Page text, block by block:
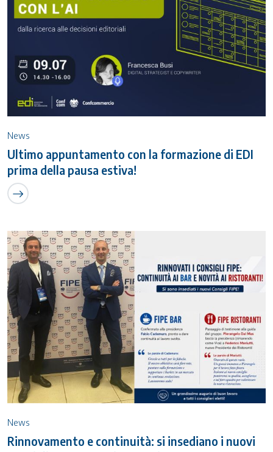
News
Ultimo appuntamento con la formazione di EDI
prima della pausa estiva!
News
Rinnovamento e continuità: si insediano i nuovi